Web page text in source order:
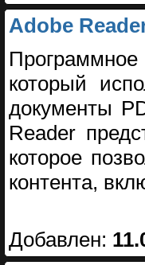
Adobe
который
документы
Reader
которое
контента,
Добавлен: